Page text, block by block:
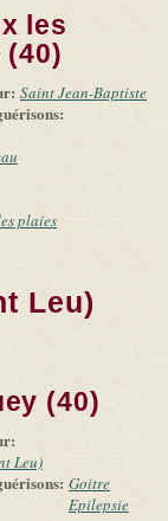
les
(40)
Saint Jean-Baptiste
plaies
Leu)
(40)
Leu)
Goitre
Epilepsie